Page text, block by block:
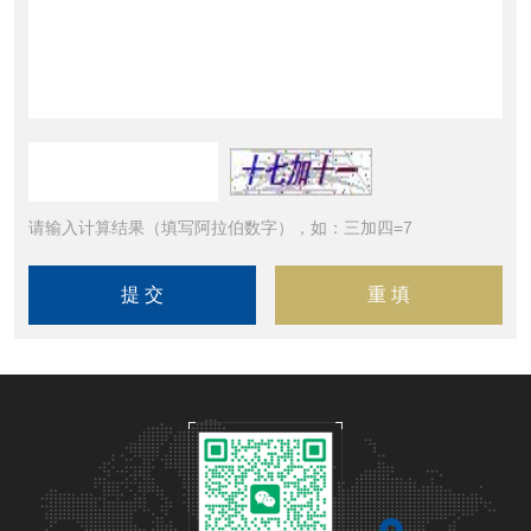
请输入计算结果（填写阿拉伯数字），如：三加四=7